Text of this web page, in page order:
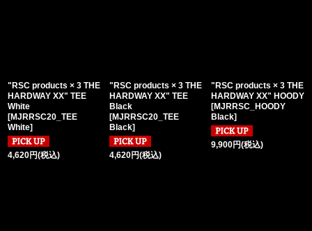
"RSC products × 3 THE
HARDWAY XX" TEE
White
[MJRRSC20_TEE
White]
4,620円(税込)
"RSC products × 3 THE
HARDWAY XX" TEE
Black
[MJRRSC20_TEE
Black]
4,620円(税込)
"RSC products × 3 THE
HARDWAY XX" HOODY
[MJRRSC_HOODY
Black]
9,900円(税込)